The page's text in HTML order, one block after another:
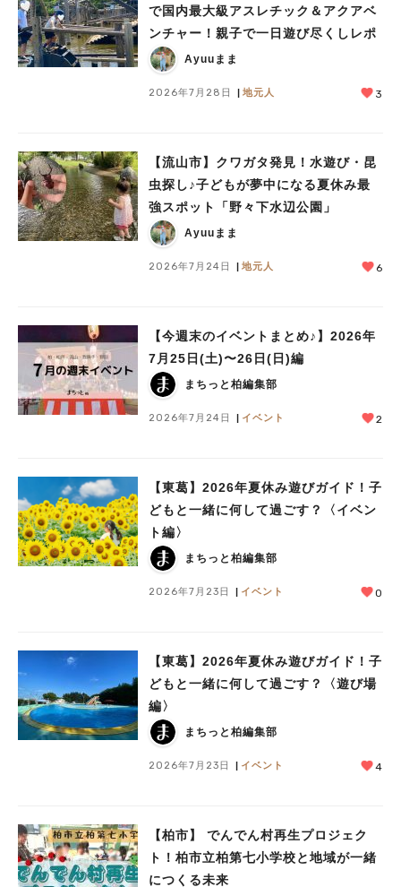
で国内最大級アスレチック＆アクアベ
ンチャー！親子で一日遊び尽くしレポ
Ayuuまま
2026年7月28日 地元人 3
【流山市】クワガタ発見！水遊び・昆
虫探し♪子どもが夢中になる夏休み最
強スポット「野々下水辺公園」
Ayuuまま
2026年7月24日 地元人 6
【今週末のイベントまとめ♪】2026年
7月25日(土)〜26日(日)編
まちっと柏編集部
2026年7月24日 イベント 2
【東葛】2026年夏休み遊びガイド！子
どもと一緒に何して過ごす？〈イベン
ト編〉
まちっと柏編集部
2026年7月23日 イベント 0
【東葛】2026年夏休み遊びガイド！子
どもと一緒に何して過ごす？〈遊び場
編〉
まちっと柏編集部
2026年7月23日 イベント 4
【柏市】 でんでん村再生プロジェク
ト！柏市立柏第七小学校と地域が一緒
につくる未来
#教えたい/こんなの見つけた